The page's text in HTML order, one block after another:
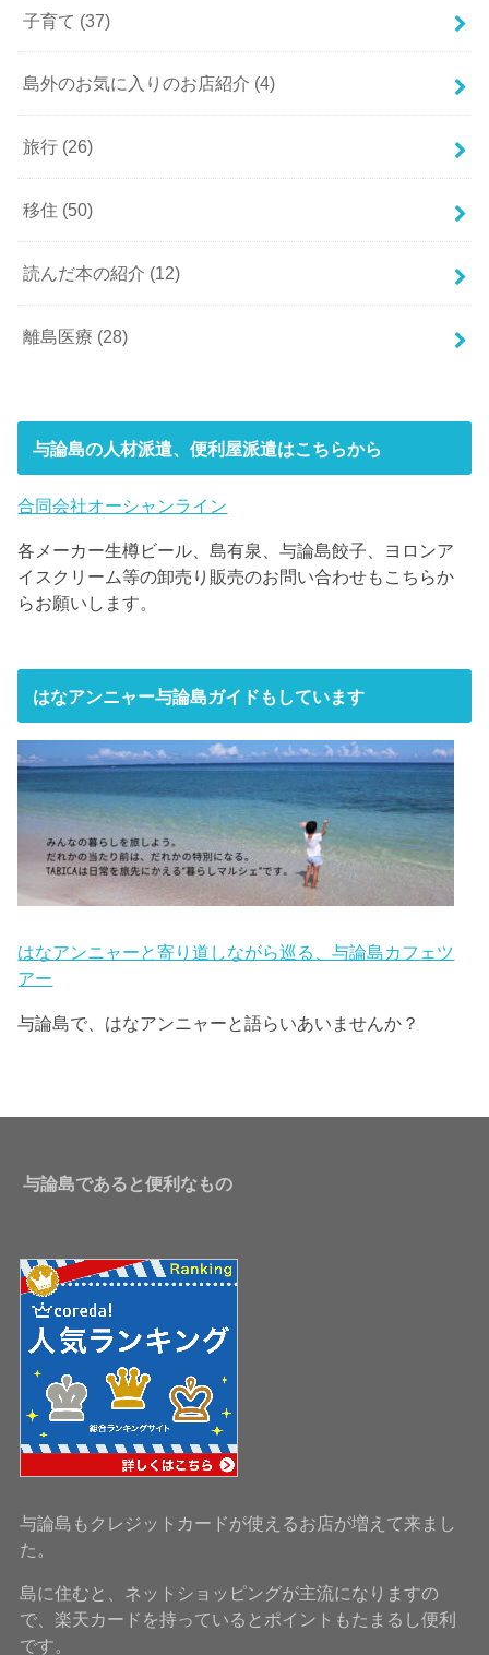
子育て (37)
島外のお気に入りのお店紹介 (4)
旅行 (26)
移住 (50)
読んだ本の紹介 (12)
離島医療 (28)
与論島の人材派遣、便利屋派遣はこちらから
合同会社オーシャンライン
各メーカー生樽ビール、島有泉、与論島餃子、ヨロンア
イスクリーム等の卸売り販売のお問い合わせもこちらか
らお願いします。
はなアンニャー与論島ガイドもしています
はなアンニャーと寄り道しながら巡る、与論島カフェツ
アー
与論島で、はなアンニャーと語らいあいませんか？
与論島であると便利なもの
与論島もクレジットカードが使えるお店が増えて来まし
た。
島に住むと、ネットショッピングが主流になりますの
で、楽天カードを持っているとポイントもたまるし便利
です。